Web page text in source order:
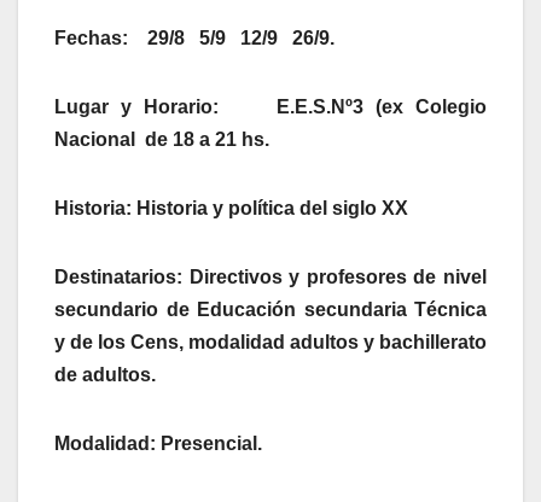
Fechas: 29/8 5/9 12/9 26/9.
Lugar y Horario: E.E.S.Nº3 (ex Colegio
Nacional de 18 a 21 hs.
Historia: Historia y política del siglo XX
Destinatarios: Directivos y profesores de nivel
secundario de Educación secundaria Técnica
y de los Cens, modalidad adultos y bachillerato
de adultos.
Modalidad: Presencial.